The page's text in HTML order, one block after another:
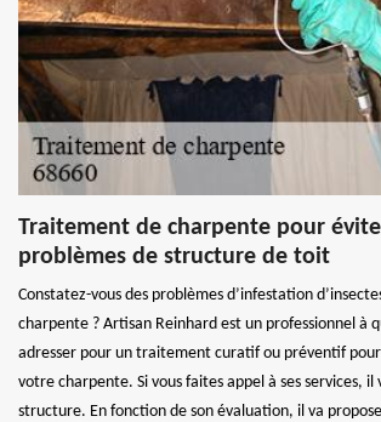
Traitement de charpente pour
problèmes de structure de toit
Constatez-vous des problèmes d’infestation
charpente ? Artisan Reinhard est un professionnel à
adresser pour un traitement curatif ou préventif
votre charpente. Si vous faites appel à ses services, il
structure. En fonction de son évaluation, il va